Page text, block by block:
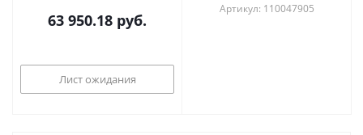
63 950.18 руб.
Лист ожидания
Артикул: 110047905